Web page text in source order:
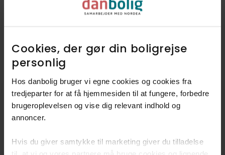
Cookies, der gør din boligrejse
personlig​
Hos danbolig bruger vi egne cookies og cookies fra
tredjeparter for at få hjemmesiden til at fungere, forbedre
brugeroplevelsen og vise dig relevant indhold og
annoncer.​
Hvis du giver samtykke til marketing giver du tilladelse
1.900.000-2.500.000 kr. på
omkring 150 m
Anden mægler